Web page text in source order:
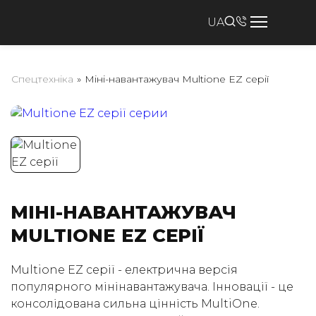
UA
Спецтехніка » Міні-навантажувач Multione EZ серії
МІНІ-НАВАНТАЖУВАЧ
MULTIONE EZ СЕРІЇ
Multione EZ серії - електрична версія
популярного мінінавантажувача. Інновації - це
консолідована сильна цінність MultiOne.